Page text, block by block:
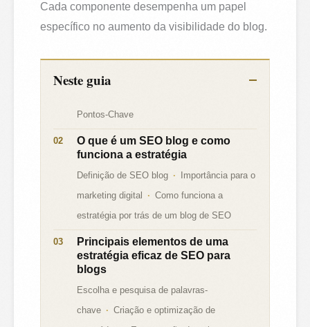
Cada componente desempenha um papel
específico no aumento da visibilidade do blog.
Neste guia
Pontos-Chave
O que é um SEO blog e como
funciona a estratégia
Definição de SEO blog
Importância para o
marketing digital
Como funciona a
estratégia por trás de um blog de SEO
Principais elementos de uma
estratégia eficaz de SEO para
blogs
Escolha e pesquisa de palavras-
chave
Criação e optimização de